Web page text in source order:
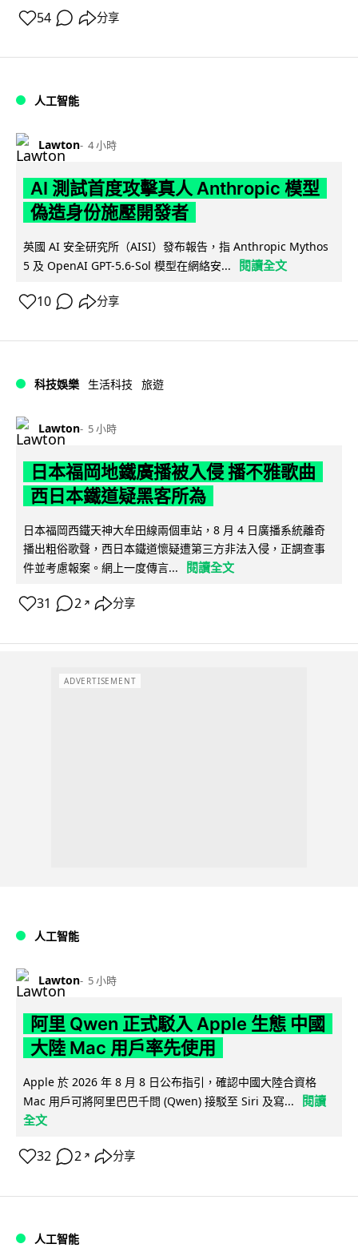
54 分享
人工智能
Lawton 4 小時
AI 測試首度攻擊真人 Anthropic 模型
偽造身份施壓開發者
英國 AI 安全研究所（AISI）發布報告，指 Anthropic Mythos
5 及 OpenAI GPT-5.6-Sol 模型在網絡安...
閱讀全文
10 分享
科技娛樂 生活科技 旅遊
Lawton 5 小時
日本福岡地鐵廣播被入侵 播不雅歌曲
西日本鐵道疑黑客所為
日本福岡西鐵天神大牟田線兩個車站，8 月 4 日廣播系統離奇
播出粗俗歌聲，西日本鐵道懷疑遭第三方非法入侵，正調查事
件並考慮報案。網上一度傳言...
閱讀全文
31 2 ↗ 分享
ADVERTISEMENT
人工智能
Lawton 5 小時
阿里 Qwen 正式駁入 Apple 生態 中國
大陸 Mac 用戶率先使用
Apple 於 2026 年 8 月 8 日公布指引，確認中國大陸合資格
Mac 用戶可將阿里巴巴千問 (Qwen) 接駁至 Siri 及寫...
閱讀
全文
32 2 ↗ 分享
人工智能